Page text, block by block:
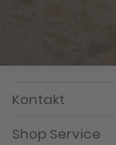
Kontakt
Shop Service